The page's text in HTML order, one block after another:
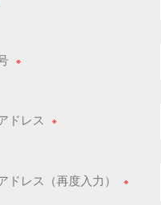
ドレス
ドレス（再度入力）